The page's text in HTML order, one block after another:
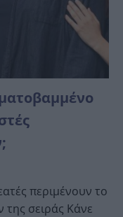
περιμένουν το
της σειράς Κάνε